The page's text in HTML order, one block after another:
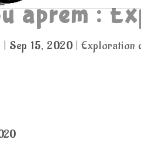
aprem :
| Sep 15, 2020 | Exploration